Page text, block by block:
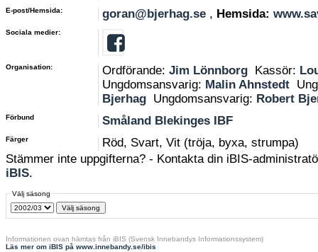
E-post/Hemsida: goran@bjerhag.se , Hemsida:
Sociala medier:
Organisation: Ordförande: Jim Lönnborg Kassör:
Ungdomsansvarig: Malin Ahnstedt
Bjerhag Ungdomsansvarig: Robert
Förbund Småland Blekinges IBF
Färger
Röd, Svart, Vit (tröja, byxa, strumpa)
Stämmer inte uppgifterna? - Kontakta din iBIS-
iBIS.
Välj säsong
Informationen ovan hämtas från iBIS (Svensk Innebandys Informationssystem)
Läs mer om iBIS på www.innebandy.se/ibis